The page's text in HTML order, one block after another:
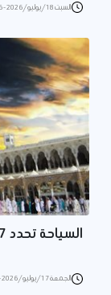
السبت 18/يوليو/2026 - 06:15 م
السياحة تحدد 7 آلاف جنيه رسوم خدمات بوابة العمرة
الجمعة 17/يوليو/2026 - 02:22 م